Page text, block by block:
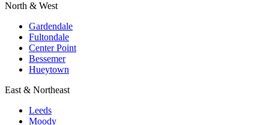
North & West
Gardendale
Fultondale
Center Point
Bessemer
Hueytown
East & Northeast
Leeds
Moody